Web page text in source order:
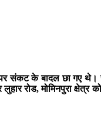
संकट के बादल छा गए थे।
रोड, मोमिनपुरा क्षेत्र